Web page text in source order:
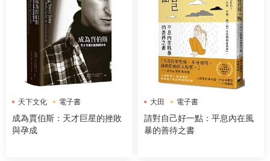
天下文化 電子書
成為賈伯斯：天才巨星的挫敗
與孕成
大田 電子書
請對自己好一點：平息內在風
暴的善待之書